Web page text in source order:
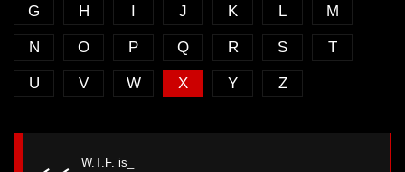
G H I J K L M
N O P Q R S T
U V W X Y Z
W.T.F. is_